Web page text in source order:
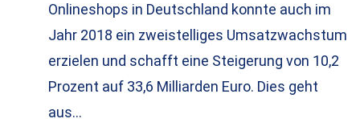
Onlineshops in Deutschland konnte auch im
Jahr 2018 ein zweistelliges Umsatzwachstum
erzielen und schafft eine Steigerung von 10,2
Prozent auf 33,6 Milliarden Euro. Dies geht
aus…